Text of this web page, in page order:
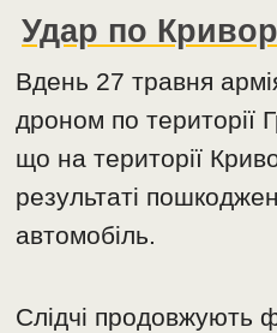
Удар по
Вдень 27 травня
дроном по території
що на території
результаті
автомобіль.
Слідчі продовжують